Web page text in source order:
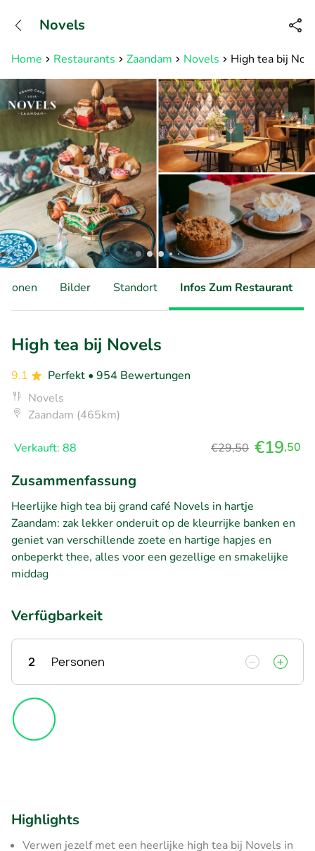
Erreichbar bis 23:00 Uhr (max
0,09€/Min)
Home Restaurants Zaandam Novels High tea bij
Novels
Bilder Standort Infos Zum Restaurant
High tea bij Novels
9.1 Perfekt • 954 Bewertungen
Novels
Zaandam (465km)
Verkauft: 88 €29,50 €19,50
Zusammenfassung
Heerlijke high tea bij grand café Novels in hartje
Zaandam: zak lekker onderuit op de kleurrijke banken en
geniet van verschillende zoete en hartige hapjes en
onbeperkt thee, alles voor een gezellige en smakelijke
middag
Verfügbarkeit
2 Personen
Highlights
Verwen jezelf met een heerlijke high tea bij Novels in